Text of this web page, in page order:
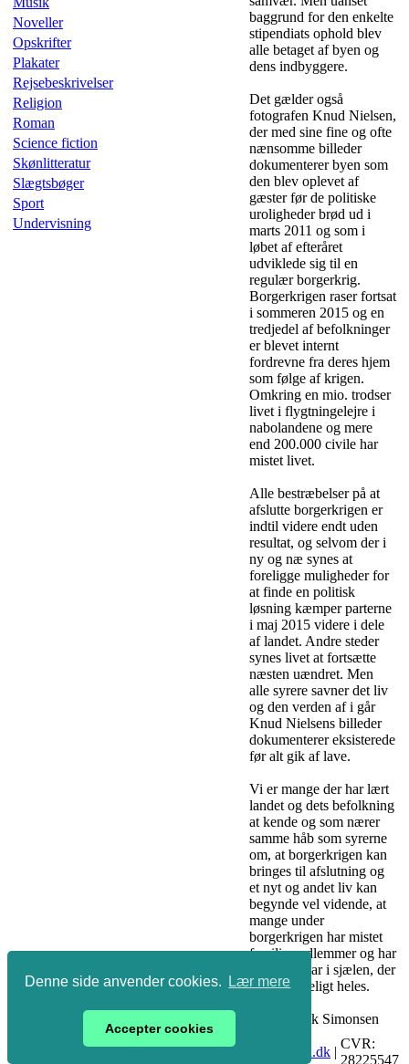
Denne side anvender cookies. Lær mere
Accepter cookies
Noveller
Opskrifter
Plakater
Rejsebeskrivelser
Religion
Roman
Science fiction
Skønlitteratur
Slægtsbøger
Sport
Undervisning
baggrund for den enkelte
stipendiats ophold blev
alle betaget af byen og
dens indbyggere.
Det gælder også
fotografen Knud Nielsen,
der med sine fine og ofte
nænsomme billeder
dokumenterer byen som
den blev oplevet af
gæster før de politiske
uroligheder brød ud i
marts 2011 og som i
løbet af efteråret
udviklede sig til en
regulær borgerkrig.
Borgerkrigen raser fortsat
i sommeren 2015 og en
tredjedel af befolkninger
er blevet internt
fordrevne fra deres hjem
som følge af krigen.
Omkring en mio. trodser
livet i flygtningelejre i
nabolandene og mere
end 200.000 civile har
mistet livet.
Alle bestræbelser på at
afslutte borgerkrigen er
indtil videre endt uden
resultat, og selvom der i
ny og næ synes at
foreligge muligheder for
at finde en politisk
løsning kæmper parterne
i maj 2015 videre i dele
af landet. Andre steder
synes livet at fortsætte
næsten uændret. Men
alle syrere savner det liv
og den verden af i går
Knud Nielsens billeder
dokumenterer eksisterede
før alt gik af lave.
Vi er mange der har lært
landet og dets befolkning
at kende og som nærer
samme håb som syrerne
om, at borgerkrigen kan
bringes til afslutning og
et nyt og andet liv kan
begynde vel vidende, at
mange under
borgerkrigen har mistet
familiemedlemmer og har
fået påført ar i sjælen, der
kun vanskeligt heles.
Jørgen Bæk Simonsen
18
8250
|
Tlf: 40
| info@forlagetaadalen.dk |
CVR:
28225547